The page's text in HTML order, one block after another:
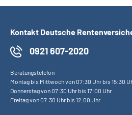
Kontakt Deutsche
0921 607-2020
Beratungstelefon
Montag bis Mittwoch von 07:30 Uhr bis 15:30
Donnerstag von 07:30 Uhr bis 17:00 Uhr
Freitag von 07:30 Uhr bis 12:00 Uhr